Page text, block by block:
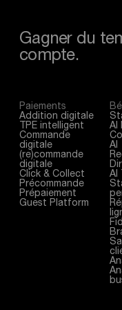
Gagner du
compte.
Paiements
Addition digitale
TPE intelligent
Commande
digitale
(re)commande
digitale
Click & Collect
Précommande
Prépaiement
Guest Platform
AI
AI
AI